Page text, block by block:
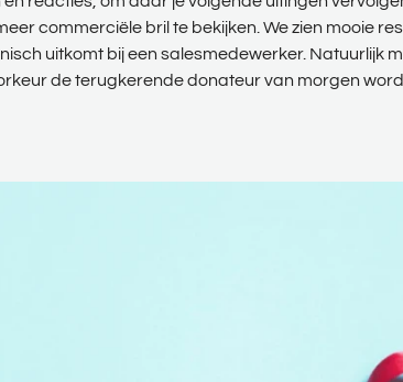
commerciële bril te bekijken. We zien mooie
uitkomt bij een salesmedewerker. Natuurlijk
de terugkerende donateur van morgen